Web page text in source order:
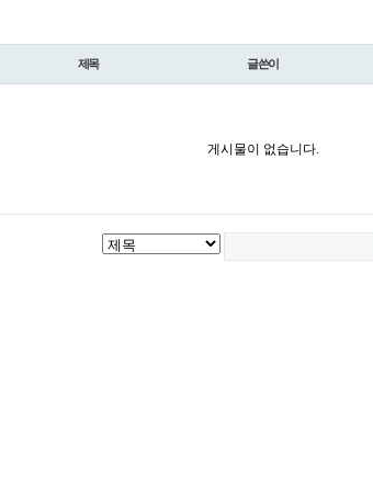
제목 글쓴이
게시물이 없습니다.